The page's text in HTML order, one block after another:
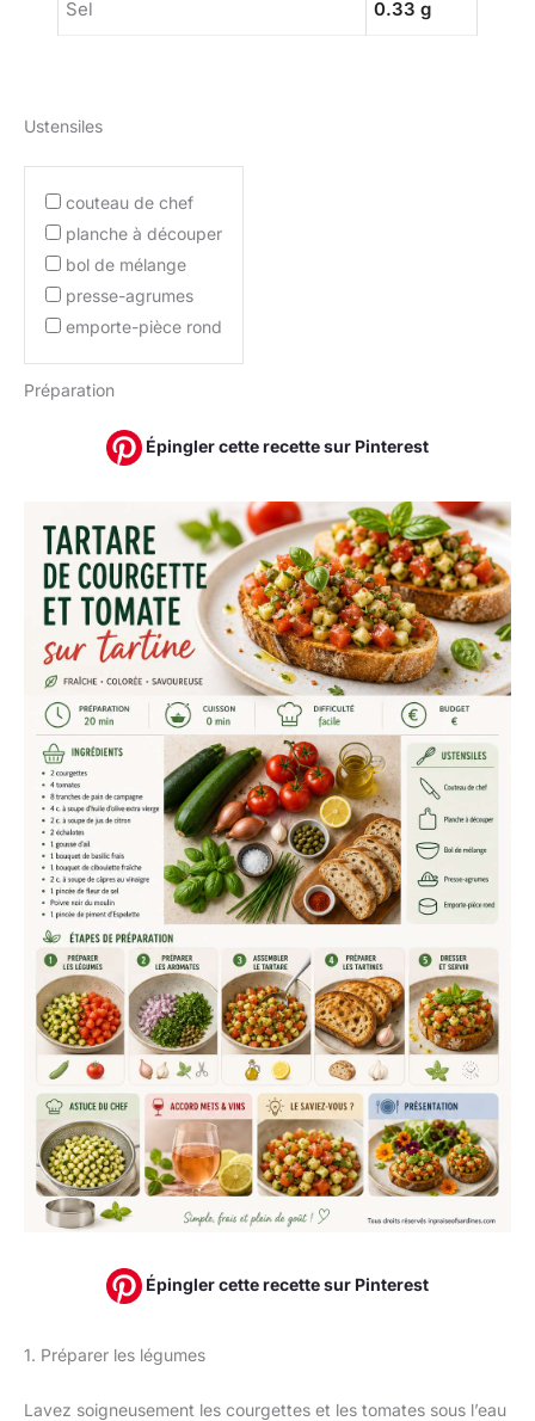
Sel 0.33 g
Ustensiles
couteau de chef
planche à découper
bol de mélange
presse-agrumes
emporte-pièce rond
Préparation
Épingler cette recette sur Pinterest
Épingler cette recette sur Pinterest
1. Préparer les légumes
Lavez soigneusement les courgettes et les tomates sous l’eau